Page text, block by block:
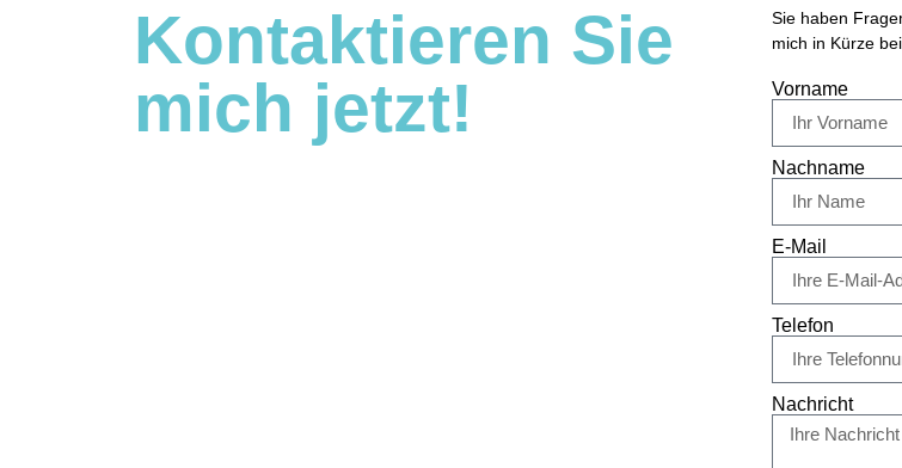
Kontaktieren Sie
mich jetzt!
Sie haben
mich in Kürze
Vorname
Nachname
E-Mail
Telefon
Nachricht